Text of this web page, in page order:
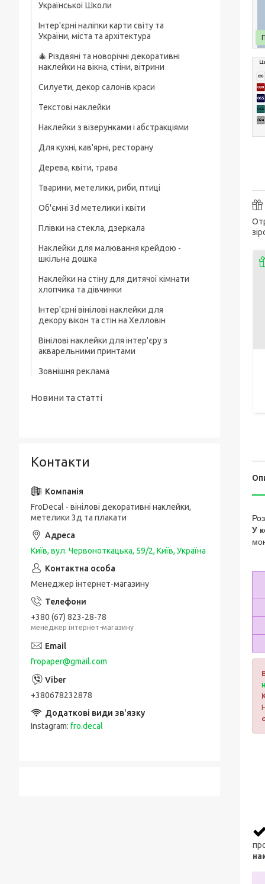
У
Української Школи
Інтер'єрні наліпки карти світу та
України, міста та архітектура
🎄 Різдвяні та новорічні декоративні
наклейки на вікна, стіни, вітрини
Силуети, декор салонів краси
Текстові наклейки
Наклейки з візерунками і абстракціями
Для кухні, кав'ярні, ресторану
Дерева, квіти, трава
Тварини, метелики, риби, птиці
Об'ємні 3d метелики і квіти
Плівки на стекла, дзеркала
Наклейки для малювання крейдою -
шкільна дошка
Наклейки на стіну для дитячої кімнати
хлопчика та дівчинки
Інтер'єрні вінілові наклейки для
декору вікон та стін на Хелловін
Вінілові наклейки для інтер'єру з
акварельними принтами
Зовнішня реклама
Новини та статті
Контакти
FroDecal - вінілові декоративні наклейки,
метелики 3д та плакати
Київ, вул. Червоноткацька, 59/2, Київ, Україна
Менеджер інтернет-магазину
+380 (67) 823-28-78
менеджер інтернет-магазину
fropaper@gmail.com
+380678232878
Instagram fro.decal